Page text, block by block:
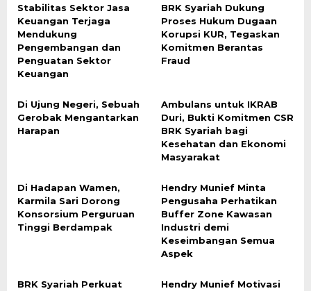
Stabilitas Sektor Jasa
Keuangan Terjaga
Mendukung
Pengembangan dan
Penguatan Sektor
Keuangan
BRK Syariah Dukung
Proses Hukum Dugaan
Korupsi KUR, Tegaskan
Komitmen Berantas
Fraud
Di Ujung Negeri, Sebuah
Gerobak Mengantarkan
Harapan
Ambulans untuk IKRAB
Duri, Bukti Komitmen CSR
BRK Syariah bagi
Kesehatan dan Ekonomi
Masyarakat
Di Hadapan Wamen,
Karmila Sari Dorong
Konsorsium Perguruan
Tinggi Berdampak
Hendry Munief Minta
Pengusaha Perhatikan
Buffer Zone Kawasan
Industri demi
Keseimbangan Semua
Aspek
BRK Syariah Perkuat
Hendry Munief Motivasi